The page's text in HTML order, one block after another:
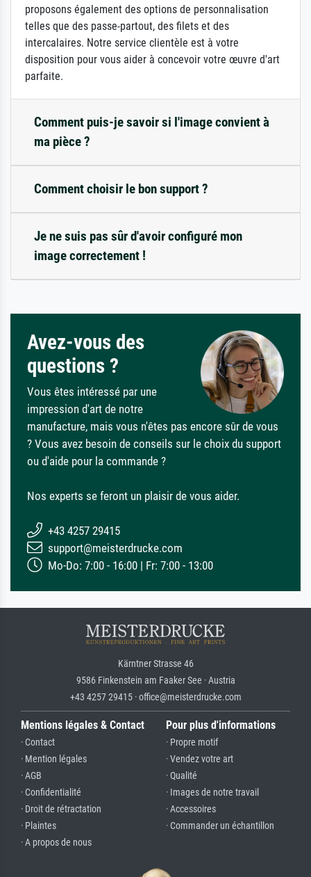
proposons également des options de personnalisation
telles que des passe-partout, des filets et des
intercalaires. Notre service clientèle est à votre
disposition pour vous aider à concevoir votre œuvre d'art
parfaite.
Comment puis-je savoir si l'image convient à
ma pièce ?
Comment choisir le bon support ?
Je ne suis pas sûr d'avoir configuré mon
image correctement !
Avez-vous des
questions ?
Vous êtes intéressé par une
impression d'art de notre
manufacture, mais vous n'êtes pas encore sûr de vous
? Vous avez besoin de conseils sur le choix du support
ou d'aide pour la commande ?
Nos experts se feront un plaisir de vous aider.
+43 4257 29415
support@meisterdrucke.com
Mo-Do: 7:00 - 16:00 | Fr: 7:00 - 13:00
Kärntner Strasse 46
9586 Finkenstein am Faaker See · Austria
+43 4257 29415 · office@meisterdrucke.com
Mentions légales & Contact
· Contact
· Mention légales
· AGB
· Confidentialité
· Droit de rétractation
· Plaintes
· A propos de nous
Pour plus d'informations
· Propre motif
· Vendez votre art
· Qualité
· Images de notre travail
· Accessoires
· Commander un échantillon